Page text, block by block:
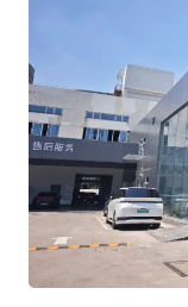
胎还有底盘。